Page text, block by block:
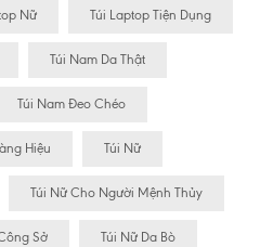
Nữ Túi Laptop Tiện Dụng
Túi Nam Da Thật
Túi Nam Đeo Chéo
Hiệu Túi Nữ
Túi Nữ Cho Người Mệnh Thủy
Sở Túi Nữ Da Bò